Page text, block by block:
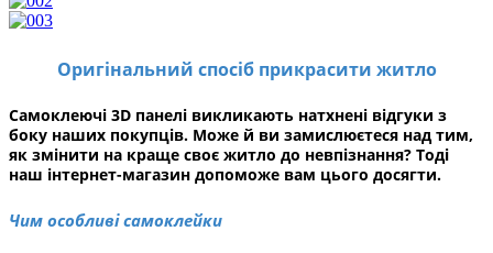
Оригінальний спосіб прикрасити житло
Самоклеючі 3D панелі викликають натхнені відгуки з
боку наших покупців. Може й ви замислюєтеся над тим,
як змінити на краще своє житло до невпізнання? Тоді
наш інтернет-магазин допоможе вам цього досягти.
Чим особливі самоклейки